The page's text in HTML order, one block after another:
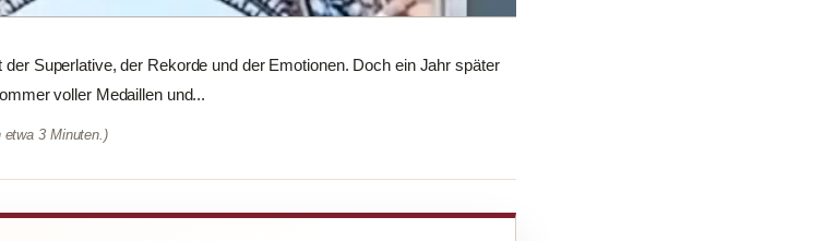
Superlative, der Rekorde und der Emotionen. Doch ein Jahr später
voller Medaillen und...
etwa 3 Minuten.)